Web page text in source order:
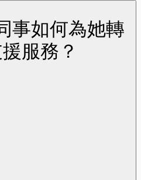
事如何為她轉
服務？